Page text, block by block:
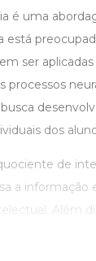
é uma
está
ser
processos
dos
de
a
Além